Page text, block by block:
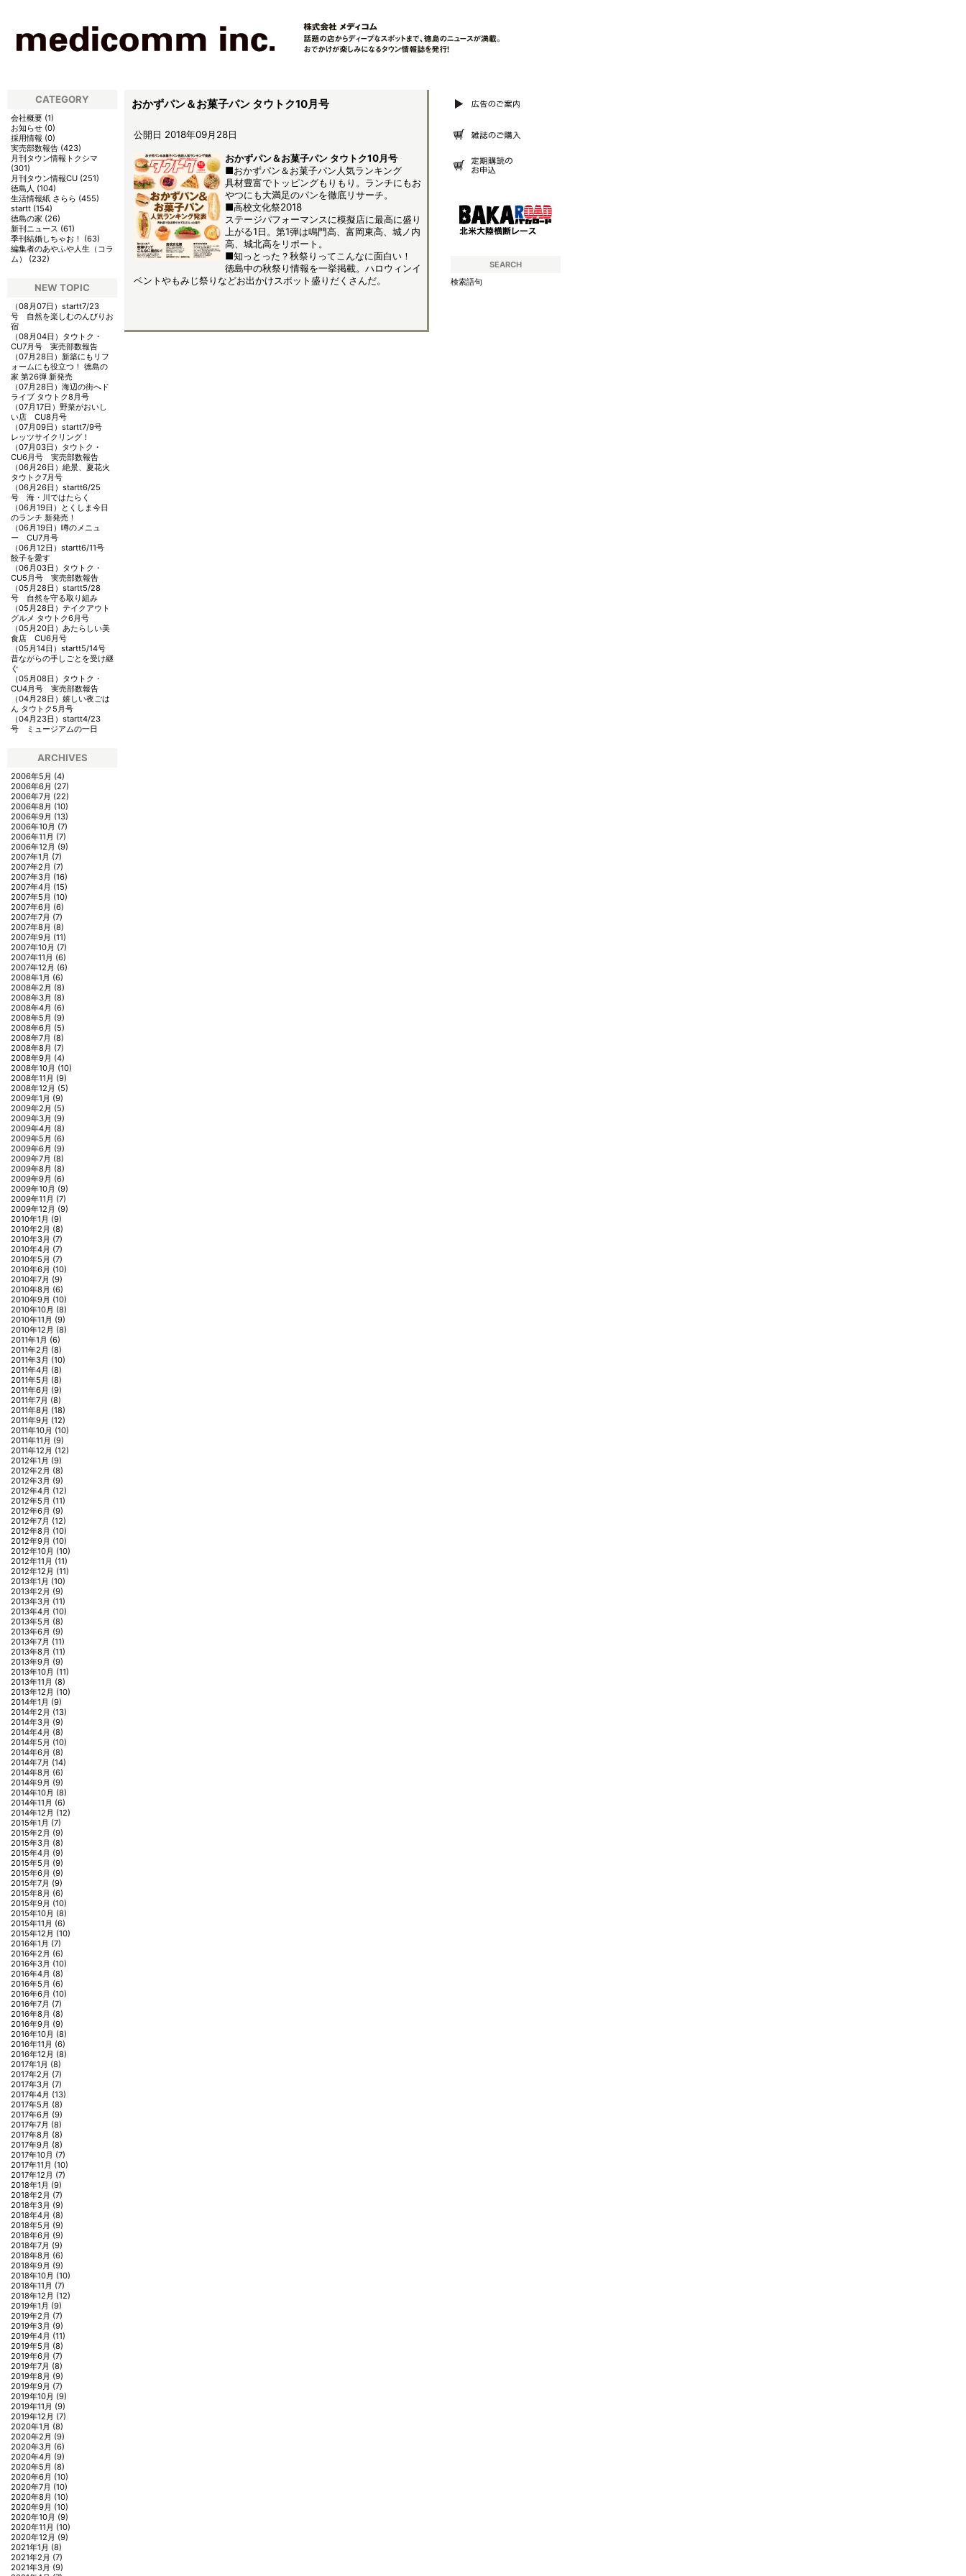
おかずパン＆お菓子パン タウトク10月号
公開日 2018年09月28日
おかずパン＆お菓子パン タウトク10月号​
■おかずパン＆お菓子パン人気ランキング
具材豊富でトッピングもりもり。ランチにもお
やつにも大満足のパンを徹底リサーチ。
■高校文化祭2018
ステージパフォーマンスに模擬店に最高に盛り
上がる1日。第1弾は鳴門高、富岡東高、城ノ内
高、城北高をリポート。
■知っとった？秋祭りってこんなに面白い！
徳島中の秋祭り情報を一挙掲載。ハロウィンイ
ベントやもみじ祭りなどお出かけスポット盛りだくさんだ。
CATEGORY
会社概要 (1)
お知らせ (0)
採用情報 (0)
実売部数報告 (423)
月刊タウン情報トクシマ
(301)
月刊タウン情報CU (251)
徳島人 (104)
生活情報紙 さらら (455)
startt (154)
徳島の家 (26)
新刊ニュース (61)
季刊結婚しちゃお！
(63)
編集者のあやふや人生（コラ
ム）
(232)
NEW TOPIC
（08月07日） startt7/23
号 自然を楽しむのんびりお
宿
（08月04日） タウトク・
CU7月号 実売部数報告
（07月28日） 新築にもリフ
ォームにも役立つ！ 徳島の
家 第26弾 新発売
（07月28日） 海辺の街へド
ライブ タウトク8月号
（07月17日） 野菜がおいし
い店 CU8月号
（07月09日） startt7/9号
レッツサイクリング！
（07月03日） タウトク・
CU6月号 実売部数報告
（06月26日） 絶景、夏花火
タウトク7月号
（06月26日） startt6/25
号 海・川ではたらく
（06月19日）
とくしま今日
のランチ 新発売！
（06月19日） 噂のメニュ
ー CU7月号
（06月12日） startt6/11号
餃子を愛す
（06月03日） タウトク・
CU5月号 実売部数報告
（05月28日） startt5/28
号 自然を守る取り組み
（05月28日） テイクアウト
グルメ タウトク6月号
（05月20日） あたらしい美
食店 CU6月号
（05月14日） startt5/14号
昔ながらの手しごとを受け継
ぐ
（05月08日） タウトク・
CU4月号 実売部数報告
（04月28日） 嬉しい夜ごは
ん タウトク5月号
（04月23日） startt4/23
号 ミュージアムの一日
ARCHIVES
2006年5月 (4)
2006年6月 (27)
2006年7月 (22)
2006年8月 (10)
2006年9月 (13)
2006年10月 (7)
2006年11月 (7)
2006年12月 (9)
2007年1月 (7)
2007年2月 (7)
2007年3月 (16)
2007年4月 (15)
2007年5月 (10)
2007年6月 (6)
2007年7月 (7)
2007年8月 (8)
2007年9月 (11)
2007年10月 (7)
2007年11月 (6)
2007年12月 (6)
2008年1月 (6)
2008年2月 (8)
2008年3月 (8)
2008年4月 (6)
2008年5月 (9)
2008年6月 (5)
2008年7月 (8)
2008年8月 (7)
2008年9月 (4)
2008年10月 (10)
2008年11月 (9)
2008年12月 (5)
2009年1月 (9)
2009年2月 (5)
2009年3月 (9)
2009年4月 (8)
2009年5月 (6)
2009年6月 (9)
2009年7月 (8)
2009年8月 (8)
2009年9月 (6)
2009年10月 (9)
2009年11月 (7)
2009年12月 (9)
2010年1月 (9)
2010年2月 (8)
2010年3月 (7)
2010年4月 (7)
2010年5月 (7)
2010年6月 (10)
2010年7月 (9)
2010年8月 (6)
2010年9月 (10)
2010年10月 (8)
2010年11月 (9)
2010年12月 (8)
2011年1月 (6)
2011年2月 (8)
2011年3月 (10)
2011年4月 (8)
2011年5月 (8)
2011年6月 (9)
2011年7月 (8)
2011年8月 (18)
2011年9月 (12)
2011年10月 (10)
2011年11月 (9)
2011年12月 (12)
2012年1月 (9)
2012年2月 (8)
2012年3月 (9)
2012年4月 (12)
2012年5月 (11)
2012年6月 (9)
2012年7月 (12)
2012年8月 (10)
2012年9月 (10)
2012年10月 (10)
2012年11月 (11)
2012年12月 (11)
2013年1月 (10)
2013年2月 (9)
2013年3月 (11)
2013年4月 (10)
2013年5月 (8)
2013年6月 (9)
2013年7月 (11)
2013年8月 (11)
2013年9月 (9)
2013年10月 (11)
2013年11月 (8)
2013年12月 (10)
2014年1月 (9)
2014年2月 (13)
2014年3月 (9)
2014年4月 (8)
2014年5月 (10)
2014年6月 (8)
2014年7月 (14)
2014年8月 (6)
2014年9月 (9)
2014年10月 (8)
2014年11月 (6)
2014年12月 (12)
2015年1月 (7)
2015年2月 (9)
2015年3月 (8)
2015年4月 (9)
2015年5月 (9)
2015年6月 (9)
2015年7月 (9)
2015年8月 (6)
2015年9月 (10)
2015年10月 (8)
2015年11月 (6)
2015年12月 (10)
2016年1月 (7)
2016年2月 (6)
2016年3月 (10)
2016年4月 (8)
2016年5月 (6)
2016年6月 (10)
2016年7月 (7)
2016年8月 (8)
2016年9月 (9)
2016年10月 (8)
2016年11月 (6)
2016年12月 (8)
2017年1月 (8)
2017年2月 (7)
2017年3月 (7)
2017年4月 (13)
2017年5月 (8)
2017年6月 (9)
2017年7月 (8)
2017年8月 (8)
2017年9月 (8)
2017年10月 (7)
2017年11月 (10)
2017年12月 (7)
2018年1月 (9)
2018年2月 (7)
2018年3月 (9)
2018年4月 (8)
2018年5月 (9)
2018年6月 (9)
2018年7月 (9)
2018年8月 (6)
2018年9月 (9)
2018年10月 (10)
2018年11月 (7)
2018年12月 (12)
2019年1月 (9)
2019年2月 (7)
2019年3月 (9)
2019年4月 (11)
2019年5月 (8)
2019年6月 (7)
2019年7月 (8)
2019年8月 (9)
2019年9月 (7)
2019年10月 (9)
2019年11月 (9)
2019年12月 (7)
2020年1月 (8)
2020年2月 (9)
2020年3月 (6)
2020年4月 (9)
2020年5月 (8)
2020年6月 (10)
2020年7月 (10)
2020年8月 (10)
2020年9月 (10)
2020年10月 (9)
2020年11月 (10)
2020年12月 (9)
2021年1月 (8)
2021年2月 (7)
2021年3月 (9)
SEARCH
検索語句